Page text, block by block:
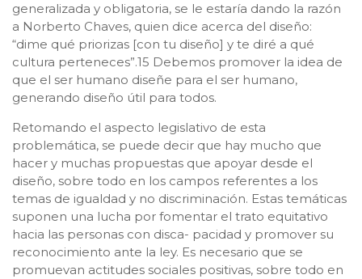
generalizada y obligatoria, se le estaría dando la razón
a Norberto Chaves, quien dice acerca del diseño:
“dime qué priorizas [con tu diseño] y te diré a qué
cultura perteneces”.15 Debemos promover la idea de
que el ser humano diseñe para el ser humano,
generando diseño útil para todos.
Retomando el aspecto legislativo de esta
problemática, se puede decir que hay mucho que
hacer y muchas propuestas que apoyar desde el
diseño, sobre todo en los campos referentes a los
temas de igualdad y no discriminación. Estas temáticas
suponen una lucha por fomentar el trato equitativo
hacia las personas con disca- pacidad y promover su
reconocimiento ante la ley. Es necesario que se
promuevan actitudes sociales positivas, sobre todo en